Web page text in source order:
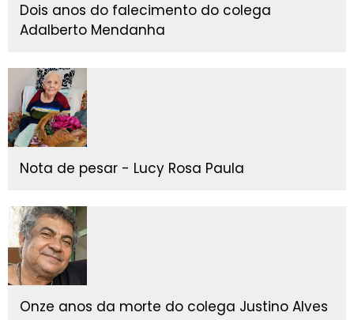
Dois anos do falecimento do colega
Adalberto Mendanha
Nota de pesar - Lucy Rosa Paula
Onze anos da morte do colega Justino Alves